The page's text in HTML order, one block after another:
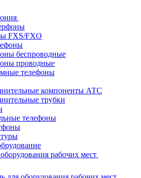
FXS/FXO
беспроводные
проводные
телефоны
компоненты АТС
трубки
телефоны
рабочих мест